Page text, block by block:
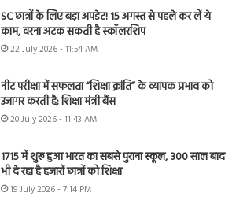
SC छात्रों के लिए बड़ा अपडेट! 15 अगस्त से पहले कर लें ये
काम, वरना अटक सकती है स्कॉलरशिप
22 July 2026 - 11:54 AM
नीट परीक्षा में सफलता “शिक्षा क्रांति” के व्यापक प्रभाव को
उजागर करती है: शिक्षा मंत्री बैंस
20 July 2026 - 11:43 AM
1715 में शुरू हुआ भारत का सबसे पुराना स्कूल, 300 साल बाद
भी दे रहा है हजारों छात्रों को शिक्षा
19 July 2026 - 7:14 PM